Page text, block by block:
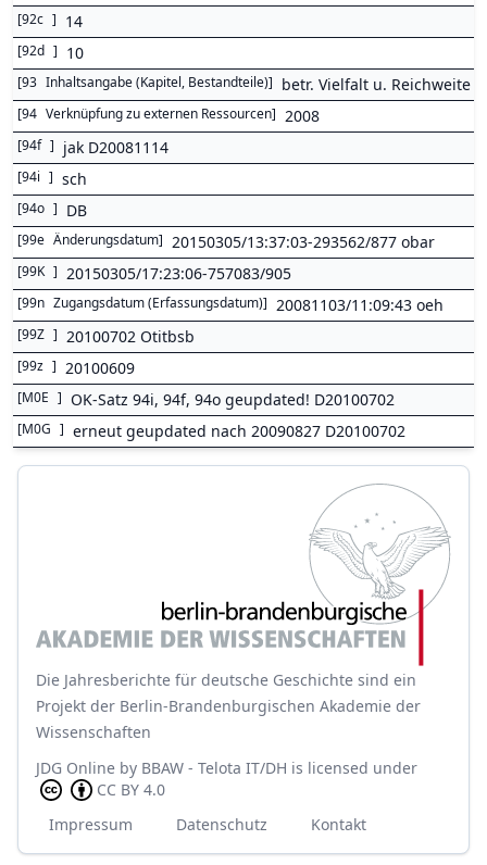
[92c ] 14
[92d ] 10
[93 Inhaltsangabe (Kapitel, Bestandteile)] betr. Vielfalt u. Reichweite
[94 Verknüpfung zu externen Ressourcen] 2008
[94f ] jak D20081114
[94i ] sch
[94o ] DB
[99e Änderungsdatum] 20150305/13:37:03-293562/877 obar
[99K ] 20150305/17:23:06-757083/905
[99n Zugangsdatum (Erfassungsdatum)] 20081103/11:09:43 oeh
[99Z ] 20100702 Otitbsb
[99z ] 20100609
[M0E ] OK-Satz 94i, 94f, 94o geupdated! D20100702
[M0G ] erneut geupdated nach 20090827 D20100702
Die Jahresberichte für deutsche Geschichte sind ein
Projekt der Berlin-Brandenburgischen Akademie der
Wissenschaften
JDG Online by BBAW - Telota IT/DH is licensed under
CC BY 4.0
Impressum
Datenschutz Kontakt